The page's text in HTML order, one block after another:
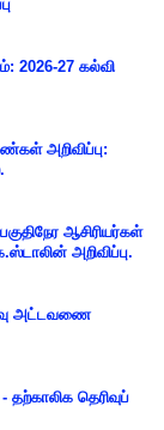
2026-27 கல்வி
அறிவிப்பு:
ஆசிரியர்கள்
அறிவிப்பு.
அட்டவணை
தற்காலிக தெரிவுப்